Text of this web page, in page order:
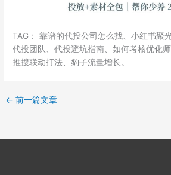
TAG： 靠谱的代投公司怎么找、小红书聚
代投团队、代投避坑指南、如何考核优化师
推搜联动打法、豹子流量增长。
← 前一篇文章